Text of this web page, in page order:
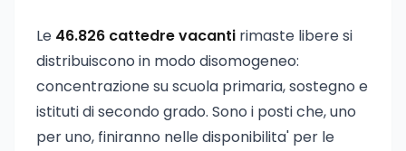
Le 46.826 cattedre vacanti rimaste libere si
distribuiscono in modo disomogeneo:
concentrazione su scuola primaria, sostegno e
istituti di secondo grado. Sono i posti che, uno
per uno, finiranno nelle disponibilita' per le